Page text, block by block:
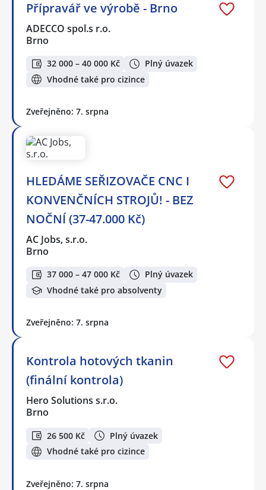
Přípravář ve výrobě - Brno
ADECCO spol.s r.o.
Brno
32 000 – 40 000 Kč
Plný úvazek
Vhodné také pro cizince
Zveřejněno: 7. srpna
HLEDÁME SEŘIZOVAČE CNC I
KONVENČNÍCH STROJŮ! - BEZ
NOČNÍ (37-47.000 Kč)
AC Jobs, s.r.o.
Brno
37 000 – 47 000 Kč
Plný úvazek
Vhodné také pro absolventy
Zveřejněno: 7. srpna
Kontrola hotových tkanin
(finální kontrola)
Hero Solutions s.r.o.
Brno
26 500 Kč
Plný úvazek
Vhodné také pro cizince
Zveřejněno: 7. srpna